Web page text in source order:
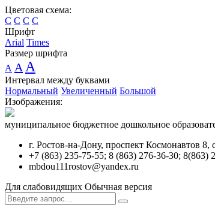
Цветовая схема:
C C C C
Шрифт
Arial Times
Размер шрифта
A A A
Интервал между буквами
Нормальный Увеличенный Большой
Изображения:
муниципальное бюджетное дошкольное
г. Ростов-на-Дону, проспект Космонавтов 8,
+7 (863) 235-75-55; 8 (863) 276-36-30; 8(863)
mbdou111rostov@yandex.ru
Для слабовидящих Обычная версия